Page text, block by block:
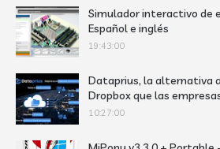
Simulador interactivo de
Español e inglés
19:43:00
Dataprius, la alternativa
Dropbox que las
10:27:00